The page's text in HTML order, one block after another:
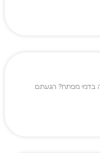
בדמי מפתח? הגעתם